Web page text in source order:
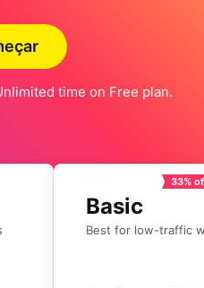
time on Free plan.
Basic
Best for low-traffic
33%